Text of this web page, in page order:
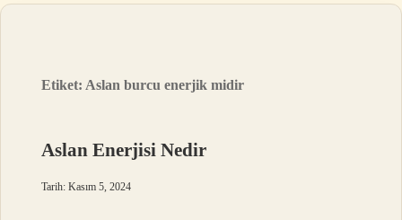
Etiket: Aslan burcu enerjik midir
Aslan Enerjisi Nedir
Tarih: Kasım 5, 2024